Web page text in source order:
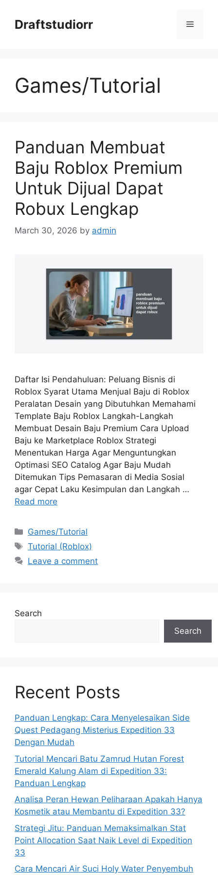
contentDraftstudiorr Menu
Games/Tutorial
Panduan Membuat
Baju Roblox Premium
Untuk Dijual Dapat
Robux Lengkap
March 30, 2026 by admin
Daftar Isi Pendahuluan: Peluang Bisnis di
Roblox Syarat Utama Menjual Baju di Roblox
Peralatan Desain yang Dibutuhkan Memahami
Template Baju Roblox Langkah-Langkah
Membuat Desain Baju Premium Cara Upload
Baju ke Marketplace Roblox Strategi
Menentukan Harga Agar Menguntungkan
Optimasi SEO Catalog Agar Baju Mudah
Ditemukan Tips Pemasaran di Media Sosial
agar Cepat Laku Kesimpulan dan Langkah …
Read more
Categories
Games/Tutorial
Tags
Tutorial (Roblox)
Leave a comment
Search
Search
Recent Posts
Panduan Lengkap: Cara Menyelesaikan Side
Quest Pedagang Misterius Expedition 33
Dengan Mudah
Tutorial Mencari Batu Zamrud Hutan Forest
Emerald Kalung Alam di Expedition 33:
Panduan Lengkap
Analisa Peran Hewan Peliharaan Apakah Hanya
Kosmetik atau Membantu di Expedition 33?
Strategi Jitu: Panduan Memaksimalkan Stat
Point Allocation Saat Naik Level di Expedition
33
Cara Mencari Air Suci Holy Water Penyembuh